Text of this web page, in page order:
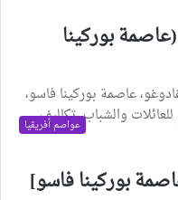
بوركينا
عاصمة بوركينا فاسو،
عواصم أفريقيا